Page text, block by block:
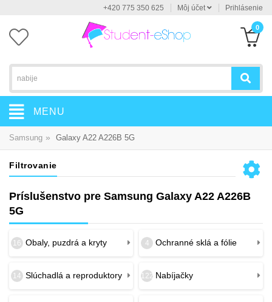
+420 775 350 625 Môj účet Prihlásenie
0
MENU
Samsung » Galaxy A22 A226B 5G
Filtrovanie
Príslušenstvo pre Samsung Galaxy A22 A226B
5G
16 Obaly, puzdrá a kryty 4 Ochranné sklá a fólie
14 Slúchadlá a reproduktory 122 Nabíjačky